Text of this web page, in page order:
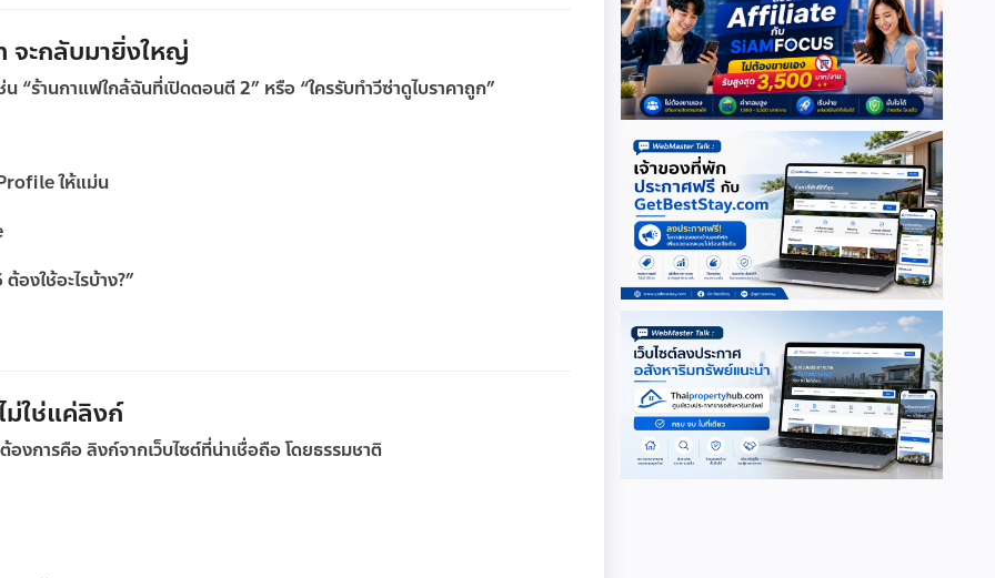
จะกลับมายิ่งใหญ่
ร้านกาแฟใกล้ฉันที่เปิดตอนตี 2” หรือ “ใครรับทำวีซ่าดูไบราคาถูก”
ให้แม่น
งใช้อะไรบ้าง?”
ใช่แค่ลิงก์
องการคือลิงก์จากเว็บไซต์ที่น่าเชื่อถือ โดยธรรมชาติ